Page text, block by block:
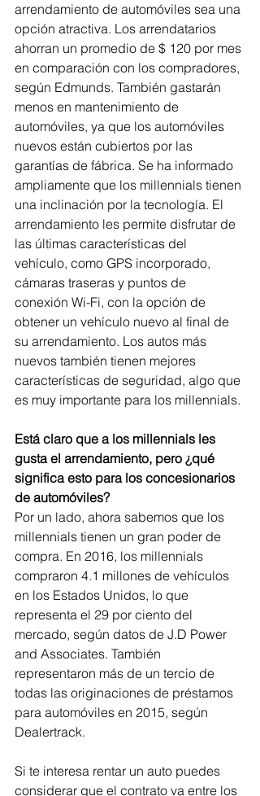
arrendamiento de automóviles sea una
opción atractiva. Los arrendatarios
ahorran un promedio de $ 120 por mes
en comparación con los compradores,
según Edmunds. También gastarán
menos en mantenimiento de
automóviles, ya que los automóviles
nuevos están cubiertos por las
garantías de fábrica. Se ha informado
ampliamente que los millennials tienen
una inclinación por la tecnología. El
arrendamiento les permite disfrutar de
las últimas características del
vehículo, como GPS incorporado,
cámaras traseras y puntos de
conexión Wi-Fi, con la opción de
obtener un vehículo nuevo al final de
su arrendamiento. Los autos más
nuevos también tienen mejores
características de seguridad, algo que
es muy importante para los millennials.
Está claro que a los millennials les
gusta el arrendamiento, pero ¿qué
significa esto para los concesionarios
de automóviles?
Por un lado, ahora sabemos que los
millennials tienen un gran poder de
compra. En 2016, los millennials
compraron 4.1 millones de vehículos
en los Estados Unidos, lo que
representa el 29 por ciento del
mercado, según datos de J.D Power
and Associates. También
representaron más de un tercio de
todas las originaciones de préstamos
para automóviles en 2015, según
Dealertrack.
Si te interesa rentar un auto puedes
considerar que el contrato va entre los